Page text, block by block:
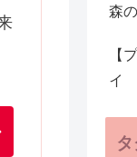
森
【
イ